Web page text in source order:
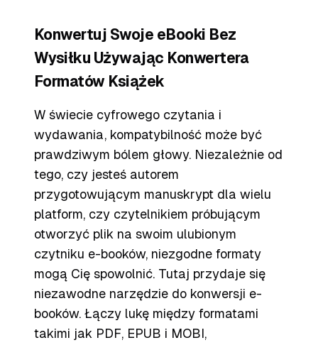
Konwertuj Swoje eBooki Bez
Wysiłku Używając Konwertera
Formatów Książek
W świecie cyfrowego czytania i
wydawania, kompatybilność może być
prawdziwym bólem głowy. Niezależnie od
tego, czy jesteś autorem
przygotowującym manuskrypt dla wielu
platform, czy czytelnikiem próbującym
otworzyć plik na swoim ulubionym
czytniku e-booków, niezgodne formaty
mogą Cię spowolnić. Tutaj przydaje się
niezawodne narzędzie do konwersji e-
booków. Łączy lukę między formatami
takimi jak PDF, EPUB i MOBI,